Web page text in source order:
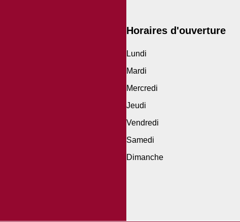
Horaires d'ouverture
Lundi
Mardi
Mercredi
Jeudi
Vendredi
Samedi
Dimanche